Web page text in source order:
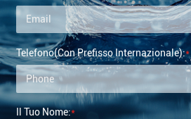
Telefono(con Prefisso Internazionale):*
Il Tuo Nome:*